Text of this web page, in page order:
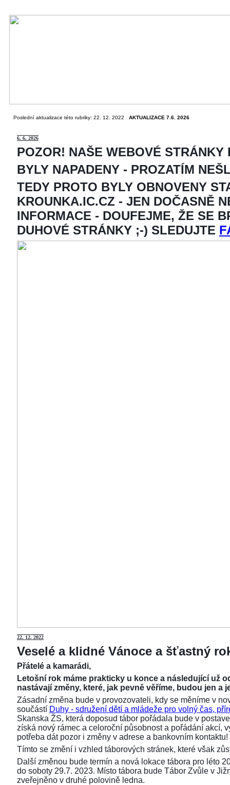
Poslední aktualizace této rubriky: 22. 12. 2022 AKTUALIZACE 7.6. 2026
6. 6. 2026
POZOR! NAŠE WEBOVÉ STRÁNKY
BYLY NAPADENY - PROZATÍM
TEDY PROTO BYLY OBNOVENY
KROUNKA.IC.CZ - JEN DOČASNĚ
INFORMACE - DOUFEJME, ŽE SE
DUHOVÉ STRÁNKY ;-) SLEDUJTE
22. 12. 2022
Veselé a klidné Vánoce a šťastný
Přátelé a kamarádi,
Letošní rok máme prakticky u konce a následující už
nastávají změny, které, jak pevně věříme, budou jen a
Zásadní změna bude v provozovateli, kdy se měníme v
součástí Duhy - sdružení dětí a mládeže pro volný čas,
Skanska ŽS, která doposud tábor pořádala bude v
získá nový rámec a celoroční působnost a pořádání akcí,
potřeba dát pozor i změny v adrese a bankovním kontaktu!
Tímto se změní i vzhled táborových stránek, které však
Další změnou bude termín a nová lokace tábora pro léto
do soboty 29.7. 2023. Místo tábora bude Tábor Zvůle v
zveřejněno v druhé polovině ledna.